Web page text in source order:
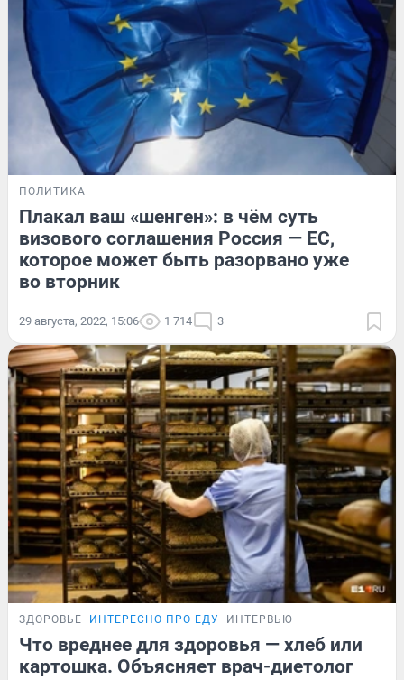
ПОЛИТИКА
Плакал ваш «шенген»: в чём суть
визового соглашения Россия — ЕС,
которое может быть разорвано уже
во вторник
29 августа, 2022, 15:06 1 714 3
ЗДОРОВЬЕ ИНТЕРЕСНО ПРО ЕДУ ИНТЕРВЬЮ
Что вреднее для здоровья — хлеб или
картошка. Объясняет врач-диетолог